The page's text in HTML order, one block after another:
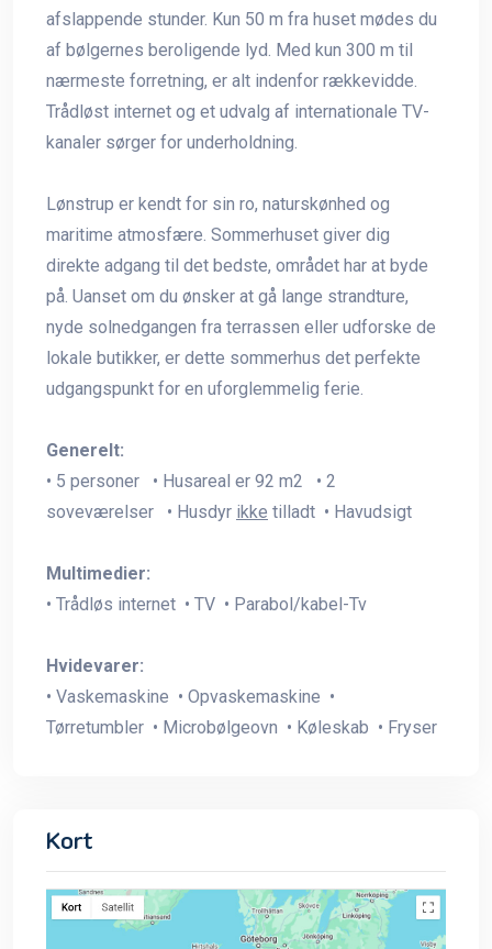
afslappende stunder. Kun 50 m fra huset mødes du
af bølgernes beroligende lyd. Med kun 300 m til
nærmeste forretning, er alt indenfor rækkevidde.
Trådløst internet og et udvalg af internationale TV-
kanaler sørger for underholdning.
Lønstrup er kendt for sin ro, naturskønhed og
maritime atmosfære. Sommerhuset giver dig
direkte adgang til det bedste, området har at byde
på. Uanset om du ønsker at gå lange strandture,
nyde solnedgangen fra terrassen eller udforske de
lokale butikker, er dette sommerhus det perfekte
udgangspunkt for en uforglemmelig ferie.
Generelt:
• 5 personer • Husareal er 92 m2 • 2
soveværelser • Husdyr ikke tilladt • Havudsigt
Multimedier:
• Trådløs internet • TV • Parabol/kabel-Tv
Hvidevarer:
• Vaskemaskine • Opvaskemaskine •
Tørretumbler • Microbølgeovn • Køleskab • Fryser
Kort